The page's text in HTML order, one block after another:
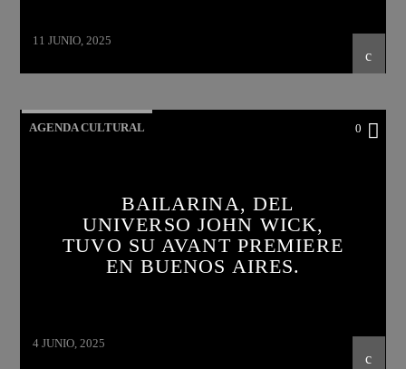
11 JUNIO, 2025
AGENDA CULTURAL 0
BAILARINA, DEL
UNIVERSO JOHN WICK,
TUVO SU AVANT PREMIERE
EN BUENOS AIRES.
4 JUNIO, 2025